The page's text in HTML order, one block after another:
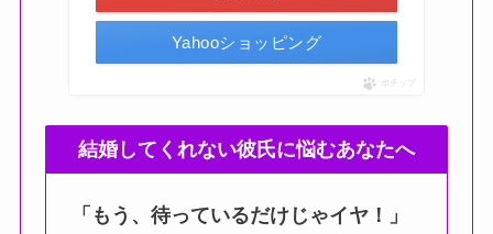
Yahooショッピング
ポチップ
結婚してくれない彼氏に悩むあなたへ
「もう、待っているだけじゃイヤ！」